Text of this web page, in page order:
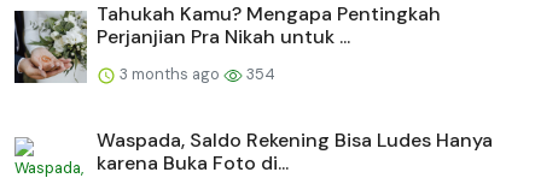
Tahukah Kamu? Mengapa Pentingkah
Perjanjian Pra Nikah untuk ...
3 months ago 354
Waspada, Saldo Rekening Bisa Ludes Hanya
karena Buka Foto di...